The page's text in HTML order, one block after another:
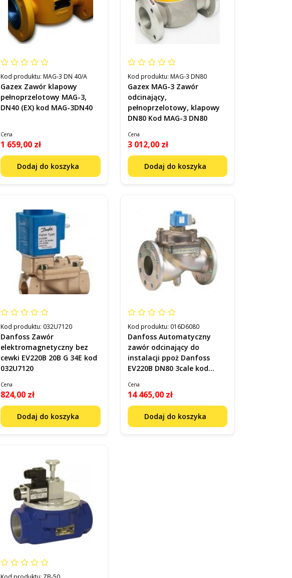
Kod produktu:MAG-3 DN 40/A
Gazex Zawór klapowy
pełnoprzelotowy MAG-3,
DN40 (EX) kod MAG-3DN40
Cena
1 659,00 zł
Dodaj do koszyka
Kod produktu: MAG-3 DN80
Gazex MAG-3 Zawór
odcinający,
pełnoprzelotowy, klapowy
DN80 Kod MAG-3 DN80
Cena
3 012,00 zł
Dodaj do koszyka
Kod produktu: 032U7120
Danfoss Zawór
elektromagnetyczny bez
cewki EV220B 20B G 34E kod
032U7120
Cena
824,00 zł
Dodaj do koszyka
Kod produktu: 016D6080
Danfoss Automatyczny
zawór odcinający do
instalacji ppoż Danfoss
EV220B DN80 3cale kod
Cena
14 465,00 zł
Dodaj do koszyka